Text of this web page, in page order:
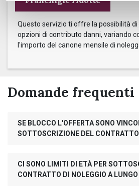
Questo servizio ti offre la possibilità
opzioni di contributo danni, variando
l'importo del canone mensile di
Domande frequenti
SE BLOCCO L'OFFERTA SONO
SOTTOSCRIZIONE DEL
CI SONO LIMITI DI ETÀ PER
CONTRATTO DI NOLEGGIO A